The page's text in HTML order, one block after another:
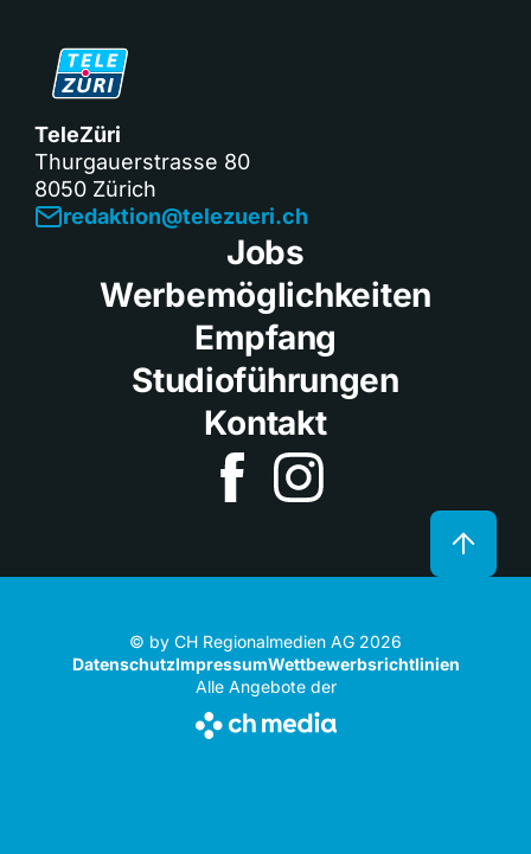
TeleZüri
Thurgauerstrasse 80
8050 Zürich
redaktion@telezueri.ch
Jobs
Werbemöglichkeiten
Empfang
Studioführungen
Kontakt
© by CH Regionalmedien AG 2026
DatenschutzImpressumWettbewerbsrichtlinien
Alle Angebote der